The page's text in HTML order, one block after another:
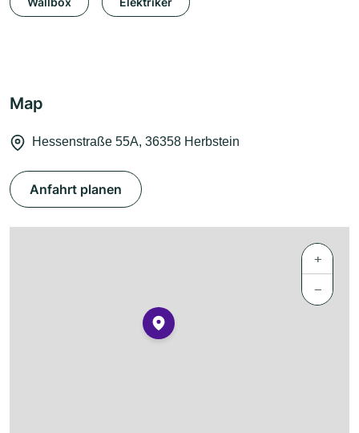
Map
Hessenstraße 55A, 36358 Herbstein
Anfahrt planen
+
−